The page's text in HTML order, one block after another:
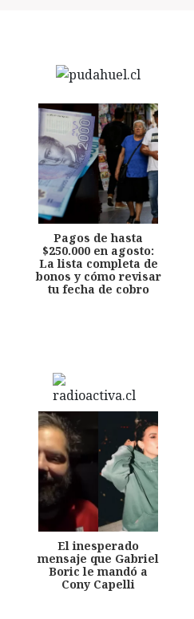
Pagos de hasta
$250.000 en agosto:
La lista completa de
bonos y cómo revisar
tu fecha de cobro
El inesperado
mensaje que Gabriel
Boric le mandó a
Cony Capelli